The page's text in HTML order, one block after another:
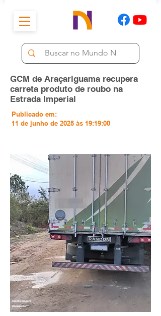
GCM de Araçariguama recupera
carreta produto de roubo na
Estrada Imperial
Publicado em:
11 de junho de 2025 às 19:19:00
Divulgação
Crédito Imagem: